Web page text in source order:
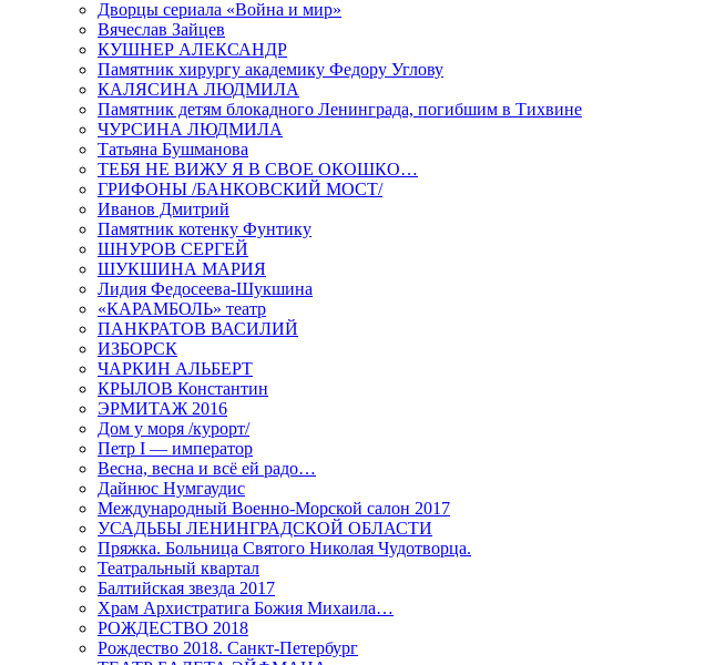
Дворцы сериала «Война и мир»
Вячеслав Зайцев
КУШНЕР АЛЕКСАНДР
Памятник хирургу академику Федору Углову
КАЛЯСИНА ЛЮДМИЛА
Памятник детям блокадного Ленинграда, погибшим в Тихвине
ЧУРСИНА ЛЮДМИЛА
Татьяна Бушманова
ТЕБЯ НЕ ВИЖУ Я В СВОЕ ОКОШКО…
ГРИФОНЫ /БАНКОВСКИЙ МОСТ/
Иванов Дмитрий
Памятник котенку Фунтику
ШНУРОВ СЕРГЕЙ
ШУКШИНА МАРИЯ
Лидия Федосеева-Шукшина
«КАРАМБОЛЬ» театр
ПАНКРАТОВ ВАСИЛИЙ
ИЗБОРСК
ЧАРКИН АЛЬБЕРТ
КРЫЛОВ Константин
ЭРМИТАЖ 2016
Дом у моря /курорт/
Петр I — император
Весна, весна и всё ей радо…
Дайнюс Нумгаудис
Международный Военно-Морской салон 2017
УСАДЬБЫ ЛЕНИНГРАДСКОЙ ОБЛАСТИ
Пряжка. Больница Святого Николая Чудотворца.
Театральный квартал
Балтийская звезда 2017
Храм Архистратига Божия Михаила…
РОЖДЕСТВО 2018
Рождество 2018. Санкт-Петербург